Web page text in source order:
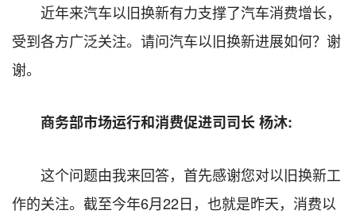
近年来汽车以旧换新有力支撑了汽车消费增长，
受到各方广泛关注。请问汽车以旧换新进展如何？谢
谢。
商务部市场运行和消费促进司司长 杨沐:
这个问题由我来回答，首先感谢您对以旧换新工
作的关注。截至今年6月22日，也就是昨天，消费以